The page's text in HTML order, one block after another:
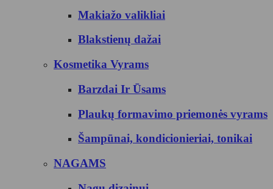
Makiažo valikliai
Blakstienų dažai
Kosmetika Vyrams
Barzdai Ir Ūsams
Plaukų formavimo priemonės vyrams
Šampūnai, kondicionieriai, tonikai
NAGAMS